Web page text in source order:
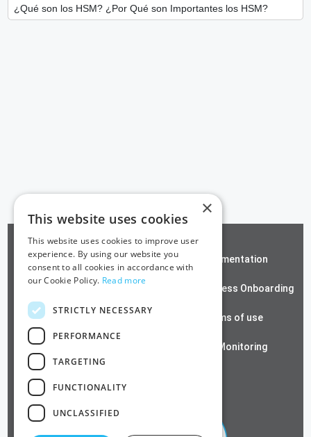
¿Qué son los HSM? ¿Por Qué son Importantes los HSM?
ZeroTrust SSH Documentation
Contact us Passwordless Onboarding
Terms of use
SSL Monitoring
×
This website uses cookies
This website uses cookies to improve user
experience. By using our website you
consent to all cookies in accordance with
our Cookie Policy. Read more
STRICTLY NECESSARY
PERFORMANCE
TARGETING
FUNCTIONALITY
UNCLASSIFIED